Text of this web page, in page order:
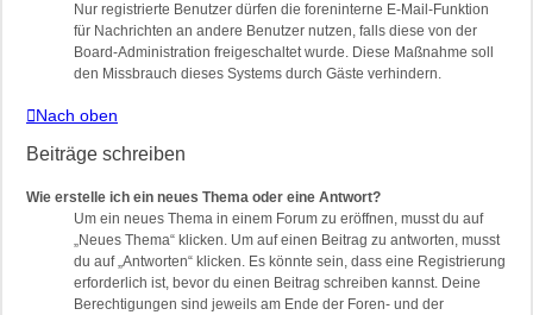
Nur registrierte Benutzer dürfen die foreninterne E-Mail-Funktion
für Nachrichten an andere Benutzer nutzen, falls diese von der
Board-Administration freigeschaltet wurde. Diese Maßnahme soll
den Missbrauch dieses Systems durch Gäste verhindern.
Nach oben
Beiträge schreiben
Wie erstelle ich ein neues Thema oder eine Antwort?
Um ein neues Thema in einem Forum zu eröffnen, musst du auf
„Neues Thema“ klicken. Um auf einen Beitrag zu antworten, musst
du auf „Antworten“ klicken. Es könnte sein, dass eine Registrierung
erforderlich ist, bevor du einen Beitrag schreiben kannst. Deine
Berechtigungen sind jeweils am Ende der Foren- und der